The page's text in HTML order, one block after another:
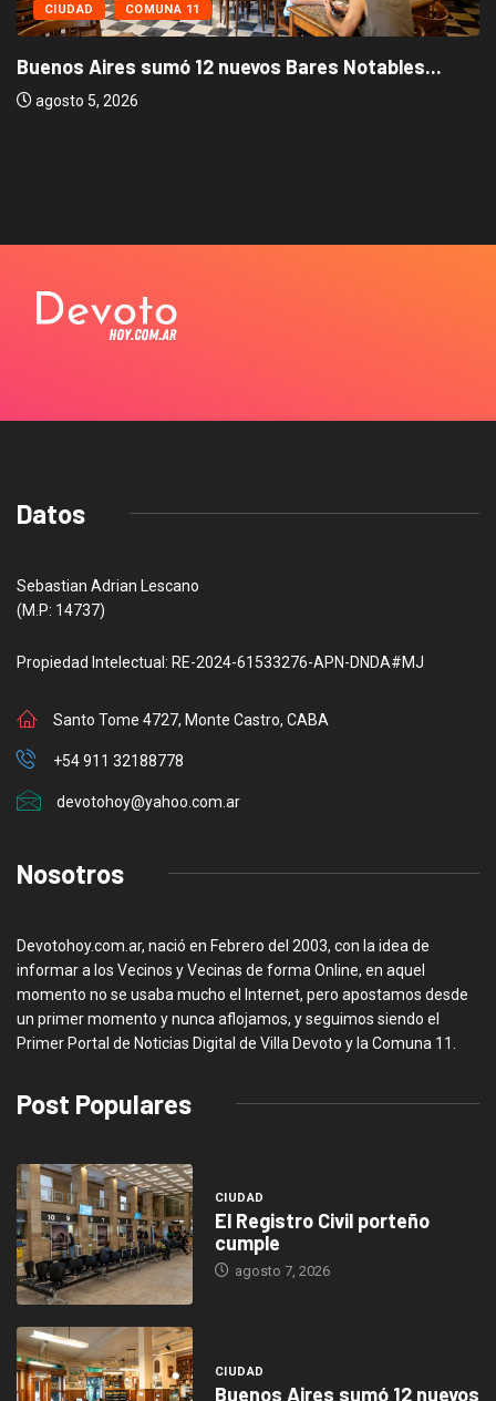
CIUDAD COMUNA 11
Buenos Aires sumó 12 nuevos Bares Notables...
agosto 5, 2026
Datos
Sebastian Adrian Lescano
(M.P: 14737)
Propiedad Intelectual: RE-2024-61533276-APN-DNDA#MJ
Santo Tome 4727, Monte Castro, CABA
+54 911 32188778
devotohoy@yahoo.com.ar
Nosotros
Devotohoy.com.ar, nació en Febrero del 2003, con la idea de
informar a los Vecinos y Vecinas de forma Online, en aquel
momento no se usaba mucho el Internet, pero apostamos desde
un primer momento y nunca aflojamos, y seguimos siendo el
Primer Portal de Noticias Digital de Villa Devoto y la Comuna 11.
Post Populares
CIUDAD
El Registro Civil porteño
cumple
agosto 7, 2026
CIUDAD
Buenos Aires sumó 12 nuevos